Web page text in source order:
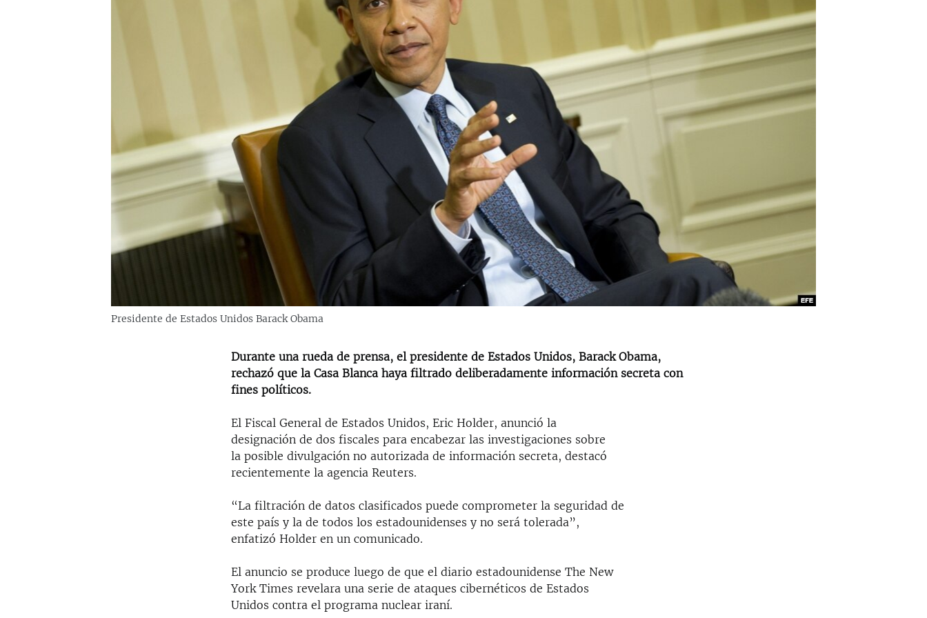
LOS SANTOS DE HIALEAH
DESINFORMACIÓN RUSA EN
LA INVASIÓN DE RUSIA A UCRANIA
Presidente de Estados Unidos Barack Obama
Durante una rueda de prensa, el presidente de Estados Unidos, Barack Obama,
rechazó que la Casa Blanca haya filtrado deliberadamente información secreta con
fines políticos.
El Fiscal General de Estados Unidos, Eric Holder, anunció la
designación de dos fiscales para encabezar las investigaciones sobre
la posible divulgación no autorizada de información secreta, destacó
recientemente la agencia Reuters.
“La filtración de datos clasificados puede comprometer la seguridad de
este país y la de todos los estadounidenses y no será tolerada”,
enfatizó Holder en un comunicado.
El anuncio se produce luego de que el diario estadounidense The New
York Times revelara una serie de ataques cibernéticos de Estados
Unidos contra el programa nuclear iraní.